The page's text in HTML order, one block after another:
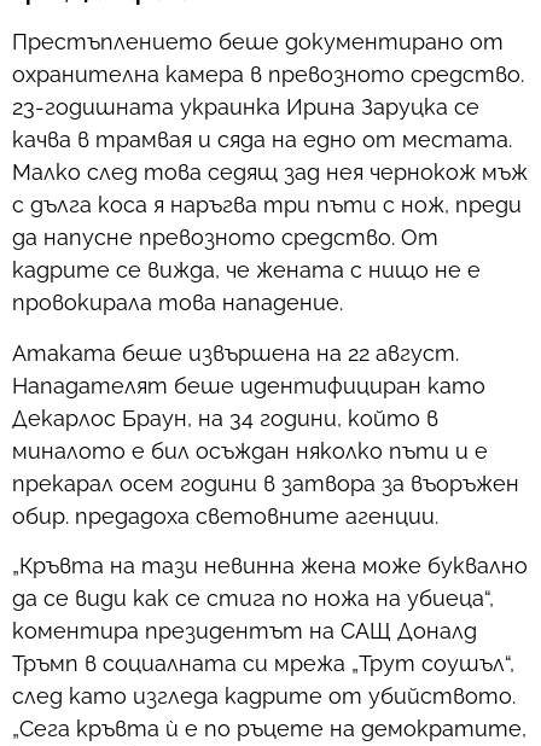
Престъплението беше документирано от
охранителна камера в превозното средство.
23-годишната украинка Ирина Заруцка се
качва в трамвая и сяда на едно от местата.
Малко след това седящ зад нея чернокож мъж
с дълга коса я наръгва три пъти с нож, преди
да напусне превозното средство. От
кадрите се вижда, че жената с нищо не е
провокирала това нападение.
Атаката беше извършена на 22 август.
Нападателят беше идентифициран като
Декарлос Браун, на 34 години, който в
миналото е бил осъждан няколко пъти и е
прекарал осем години в затвора за въоръжен
обир. предадоха световните агенции.
„Кръвта на тази невинна жена може буквално
да се види как се стига по ножа на убиеца“,
коментира президентът на САЩ Доналд
Тръмп в социалната си мрежа „Трут соушъл“,
след като изгледа кадрите от убийството.
„Сега кръвта ѝ е по ръцете на демократите,